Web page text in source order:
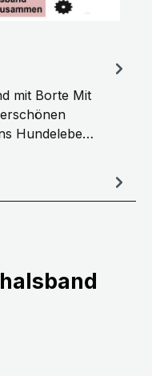
mit Borte Mit
Hundelebe…